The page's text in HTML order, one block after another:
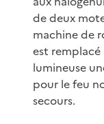
de deux
machine de
est
lumineuse
pour le feu
secours.